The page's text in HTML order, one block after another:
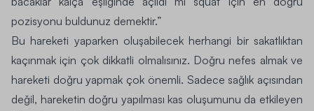
pozisyonu buldunuz demektir.”
Bu hareketi yaparken oluşabilecek herhangi bir sakatlıktan
kaçınmak için çok dikkatli olmalısınız. Doğru nefes almak ve
hareketi doğru yapmak çok önemli. Sadece sağlık açısından
değil, hareketin doğru yapılması kas oluşumunu da etkileyen